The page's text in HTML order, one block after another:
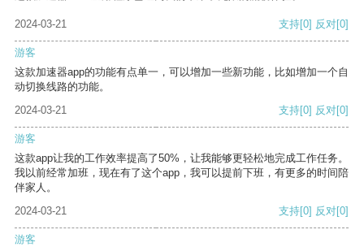
2024-03-21 支持[0] 反对[0]
游客
这款加速器app的功能有点单一，可以增加一些新功能，比如增加一个自
动切换线路的功能。
2024-03-21
支持[0] 反对[0]
游客
这款app让我的工作效率提高了50%，让我能够更轻松地完成工作任务。
我以前经常加班，现在有了这个app，我可以提前下班，有更多的时间陪
伴家人。
2024-03-21
支持[0] 反对[0]
游客